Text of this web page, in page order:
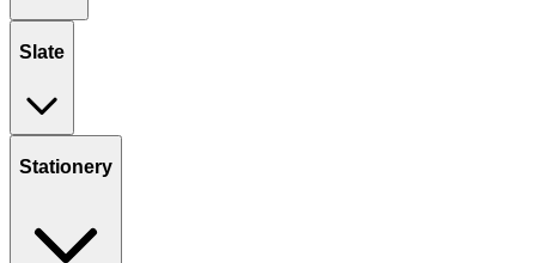
Slate
Stationery